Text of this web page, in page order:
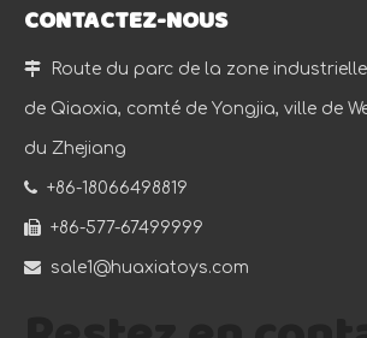
CONTACTEZ-NOUS
 Route du parc de la zone
de Qiaoxia, comté de Yongjia, ville de
du Zhejiang
 +86-18066498819
 +86-577-67499999
 sale1@huaxiatoys.com